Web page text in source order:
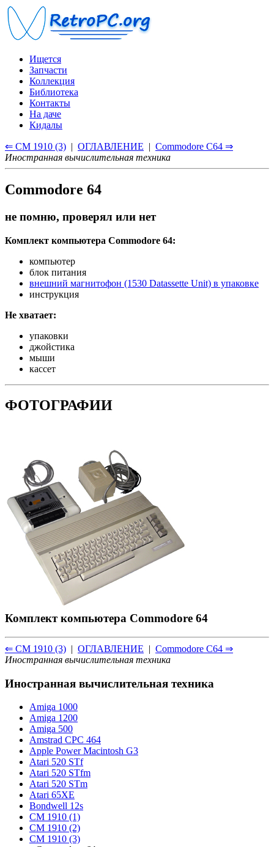
Ищется
Запчасти
Коллекция
Библиотека
Контакты
На даче
Кидалы
⇐ CM 1910 (3) | ОГЛАВЛЕНИЕ | Commodore С64 ⇒
Иностранная вычислительная техника
Commodore 64
не помню, проверял или нет
Комплект компьютера Сommodore 64:
компьютер
блок питания
внешний магнитофон (1530 Datassette Unit) в упаковке
инструкция
Не хватает:
упаковки
джойстика
мыши
кассет
ФОТОГРАФИИ
Комплект компьютера Сommodore 64
⇐ CM 1910 (3) | ОГЛАВЛЕНИЕ | Commodore С64 ⇒
Иностранная вычислительная техника
Иностранная вычислительная техника
Amiga 1000
Amiga 1200
Amiga 500
Amstrad CPC 464
Apple Power Macintosh G3
Atari 520 STf
Atari 520 STfm
Atari 520 STm
Atari 65XE
Bondwell 12s
CM 1910 (1)
CM 1910 (2)
CM 1910 (3)